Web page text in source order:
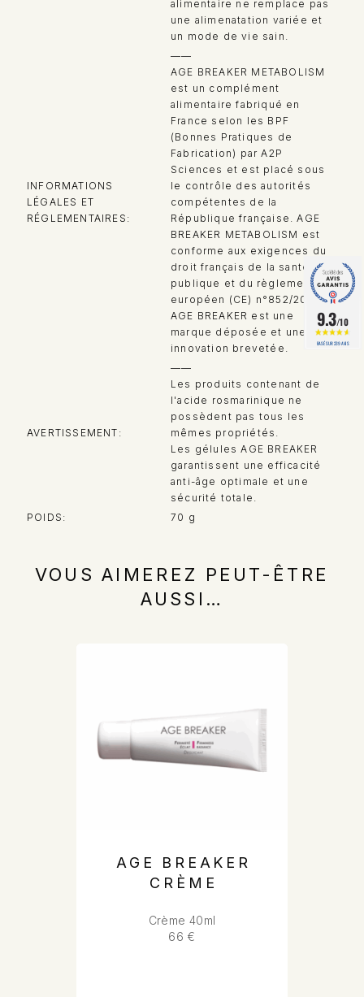
alimentaire ne remplace pas
une alimenatation variée et
un mode de vie sain.
INFORMATIONS
LÉGALES ET
RÉGLEMENTAIRES
——
AGE BREAKER METABOLISM
est un complément
alimentaire fabriqué en
France selon les BPF
(Bonnes Pratiques de
Fabrication) par A2P
Sciences et est placé sous
le contrôle des autorités
compétentes de la
République française. AGE
BREAKER METABOLISM est
conforme aux exigences du
droit français de la santé
publique et du règlement
européen (CE) n°852/2004.
AGE BREAKER est une
marque déposée et une
innovation brevetée.
AVERTISSEMENT
——
Les produits contenant de
l'acide rosmarinique ne
possèdent pas tous les
mêmes propriétés.
Les gélules AGE BREAKER
garantissent une efficacité
anti-âge optimale et une
sécurité totale.
POIDS
70 g
VOUS AIMEREZ PEUT-ÊTRE
AUSSI…
AGE BREAKER
CRÈME
Crème 40ml
66 €
9.3/10
BASÉ SUR 239 AVIS